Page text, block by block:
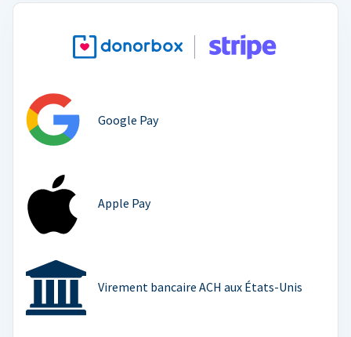
Google Pay
Apple Pay
Virement bancaire ACH aux États-Unis